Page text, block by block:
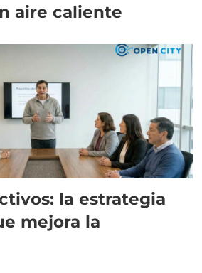
aire caliente
la estrategia
mejora la